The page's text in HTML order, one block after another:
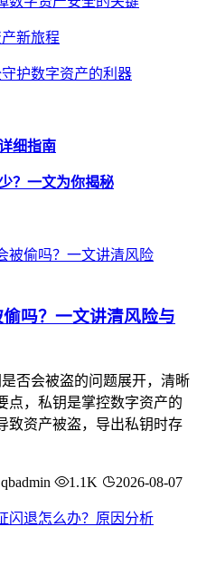
新旅程
护数字资产的利器
细指南
？一文为你揭秘
吗？一文讲清风险与
否会被盗的问题展开，清晰
点，私钥是掌控数字资产的
致资产被盗，导出私钥时存
qbadmin 1.1K 2026-08-07